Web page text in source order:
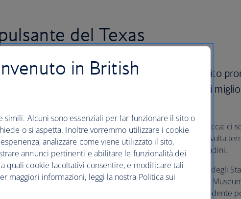
del Texas
Vola a Dallas con British Airways e sarai subito
goderti la scena gastronomica e le attrazioni
Non stupirti se tornerai con un guardaroba nuovo di zecca: ci
commerciali nella metropoli di Dallas-Fort Worth. Una volta
shopping, fai un salto nella storia, visitando i musei cittadini.
Dallas ospita alcuni momenti fondamentali della storia degli
quindi non perderti attrazioni come l'African American
W. Bush Presidential Center. Puoi giocare a fare il presidente
in British
simili. Alcuni sono essenziali per far funzionare il sito o
o si aspetta. Inoltre vorremmo utilizzare i cookie
analizzare come viene utilizzato il sito,
annunci pertinenti e abilitare le funzionalità dei
quali cookie facoltativi consentire, e modificare tali
maggiori informazioni, leggi la nostra Politica sui